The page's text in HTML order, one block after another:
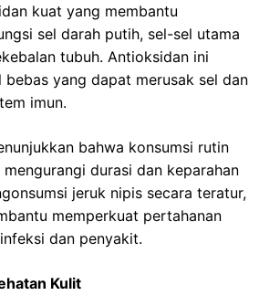
kuat yang membantu
sel darah putih, sel-sel utama
tubuh. Antioksidan ini
bebas yang dapat merusak sel dan
imun.
bahwa konsumsi rutin
durasi dan keparahan
jeruk nipis secara teratur,
memperkuat pertahanan
dan penyakit.
Kulit